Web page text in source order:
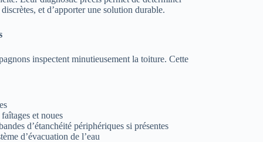
et d’apporter une solution durable.
inspectent minutieusement la toiture. Cette
et noues
d’étanchéité périphériques si présentes
d’évacuation de l’eau